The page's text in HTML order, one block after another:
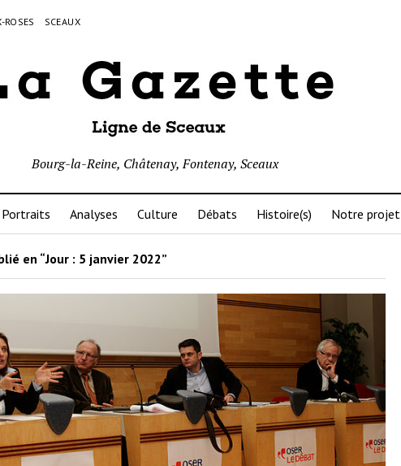
ROSES SCEAUX
Bourg-la-Reine, Châtenay, Fontenay, Sceaux
Portraits Analyses Culture Débats Histoire(s) Notre projet
en “Jour : 5 janvier 2022”